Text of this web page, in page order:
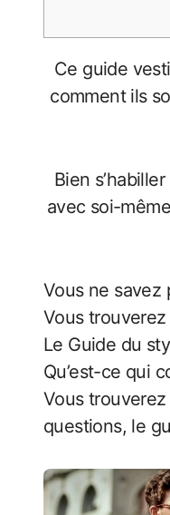
Ce guide vestimentaire masculin est conçu pour vous aider à choisir les bons vêtements et vous montrer comment ils sont bien ajustés et
comment ils
Bien
avec soi-
Vous ne savez pas exactement comment un jeans doit être parfaitement ajustée ou quelle longueur de manche doit avoir une chemise ?
Vous
Le Guide du
Qu’est-ce qui
Vous
questions, le